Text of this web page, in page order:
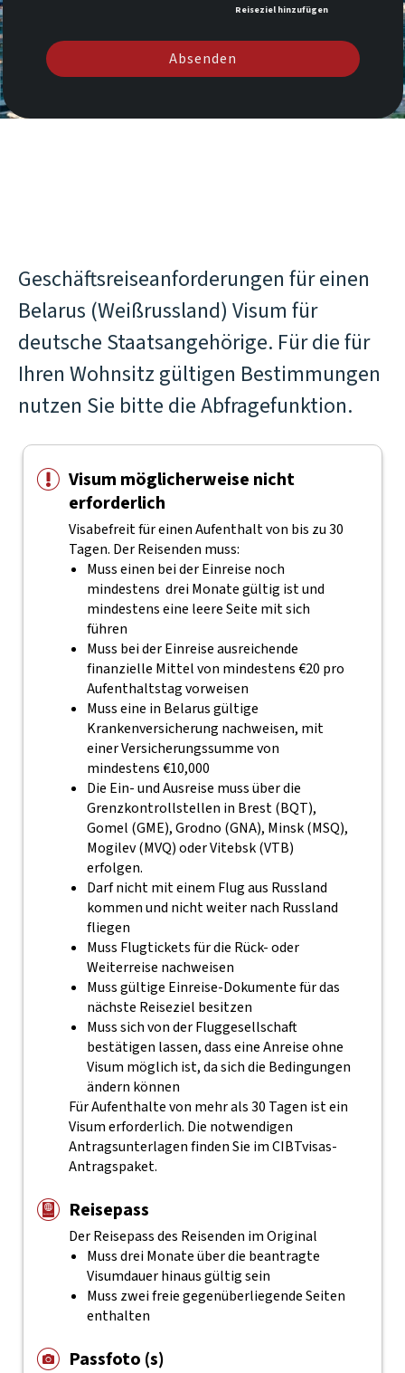
Reiseziel hinzufügen
Absenden
Geschäftsreiseanforderungen für einen
Belarus (Weißrussland) Visum für
deutsche Staatsangehörige. Für die für
Ihren Wohnsitz gültigen Bestimmungen
nutzen Sie bitte die Abfragefunktion.
Visum möglicherweise nicht
erforderlich
Visabefreit für einen Aufenthalt von bis zu 30
Tagen. Der Reisenden muss:
Muss einen bei der Einreise noch
mindestens drei Monate gültig ist und
mindestens eine leere Seite mit sich
führen
Muss bei der Einreise ausreichende
finanzielle Mittel von mindestens €20 pro
Aufenthaltstag vorweisen
Muss eine in Belarus gültige
Krankenversicherung nachweisen, mit
einer Versicherungssumme von
mindestens €10,000
Die Ein- und Ausreise muss über die
Grenzkontrollstellen in Brest (BQT),
Gomel (GME), Grodno (GNA), Minsk (MSQ),
Mogilev (MVQ) oder Vitebsk (VTB)
erfolgen.
Darf nicht mit einem Flug aus Russland
kommen und nicht weiter nach Russland
fliegen
Muss Flugtickets für die Rück- oder
Weiterreise nachweisen
Muss gültige Einreise-Dokumente für das
nächste Reiseziel besitzen
Muss sich von der Fluggesellschaft
bestätigen lassen, dass eine Anreise ohne
Visum möglich ist, da sich die Bedingungen
ändern können
Für Aufenthalte von mehr als 30 Tagen ist ein
Visum erforderlich. Die notwendigen
Antragsunterlagen finden Sie im CIBTvisas-
Antragspaket.
Reisepass
Der Reisepass des Reisenden im Original
Muss drei Monate über die beantragte
Visumdauer hinaus gültig sein
Muss zwei freie gegenüberliegende Seiten
enthalten
Passfoto (s)